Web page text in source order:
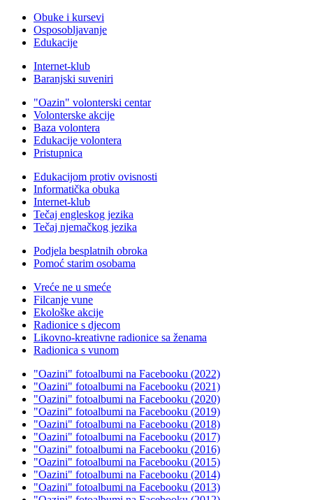
Obuke i kursevi
Osposobljavanje
Edukacije
Internet-klub
Baranjski suveniri
"Oazin" volonterski centar
Volonterske akcije
Baza volontera
Edukacije volontera
Pristupnica
Edukacijom protiv ovisnosti
Informatička obuka
Internet-klub
Tečaj engleskog jezika
Tečaj njemačkog jezika
Podjela besplatnih obroka
Pomoć starim osobama
Vreće ne u smeće
Filcanje vune
Ekološke akcije
Radionice s djecom
Likovno-kreativne radionice sa ženama
Radionica s vunom
"Oazini" fotoalbumi na Facebooku (2022)
"Oazini" fotoalbumi na Facebooku (2021)
"Oazini" fotoalbumi na Facebooku (2020)
"Oazini" fotoalbumi na Facebooku (2019)
"Oazini" fotoalbumi na Facebooku (2018)
"Oazini" fotoalbumi na Facebooku (2017)
"Oazini" fotoalbumi na Facebooku (2016)
"Oazini" fotoalbumi na Facebooku (2015)
"Oazini" fotoalbumi na Facebooku (2014)
"Oazini" fotoalbumi na Facebooku (2013)